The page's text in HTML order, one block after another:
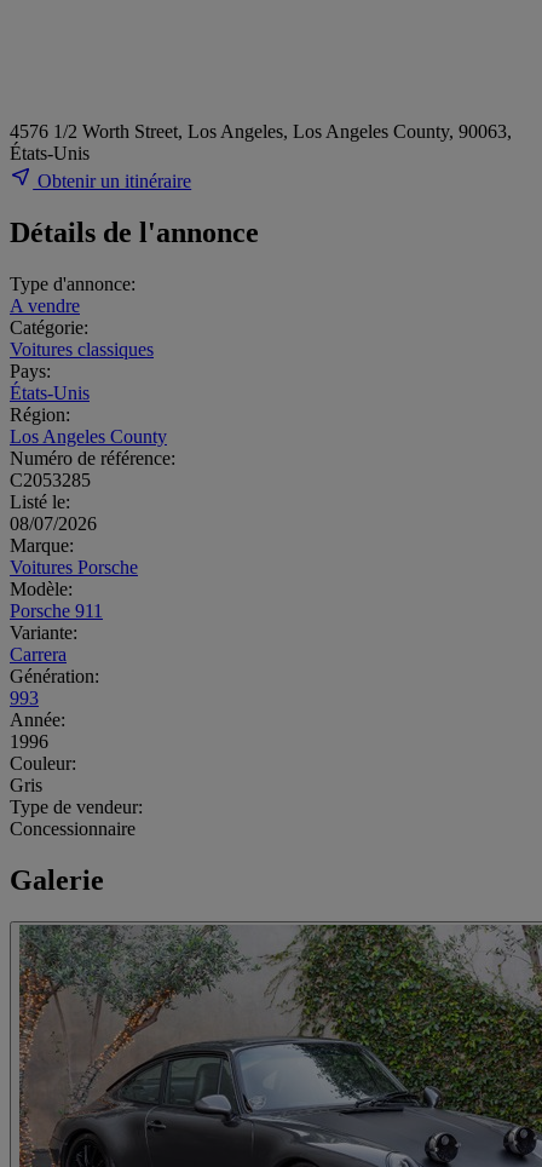
4576 1/2 Worth Street, Los Angeles, Los Angeles County, 90063,
États-Unis
Obtenir un itinéraire
Détails de l'annonce
Type d'annonce:
A vendre
Catégorie:
Voitures classiques
Pays:
États-Unis
Région:
Los Angeles County
Numéro de référence:
C2053285
Listé le:
08/07/2026
Marque:
Voitures Porsche
Modèle:
Porsche 911
Variante:
Carrera
Génération:
993
Année:
1996
Couleur:
Gris
Type de vendeur:
Concessionnaire
Galerie